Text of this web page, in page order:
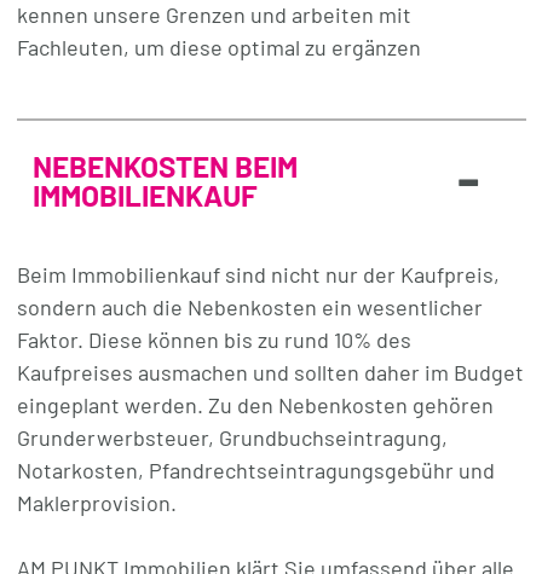
kennen unsere Grenzen und arbeiten mit
Fachleuten, um diese optimal zu ergänzen
NEBENKOSTEN BEIM
IMMOBILIENKAUF
-
Beim Immobilienkauf sind nicht nur der Kaufpreis,
sondern auch die Nebenkosten ein wesentlicher
Faktor. Diese können bis zu rund 10% des
Kaufpreises ausmachen und sollten daher im Budget
eingeplant werden. Zu den Nebenkosten gehören
Grunderwerbsteuer, Grundbuchseintragung,
Notarkosten, Pfandrechtseintragungsgebühr und
Maklerprovision.
AM PUNKT Immobilien klärt Sie umfassend über alle